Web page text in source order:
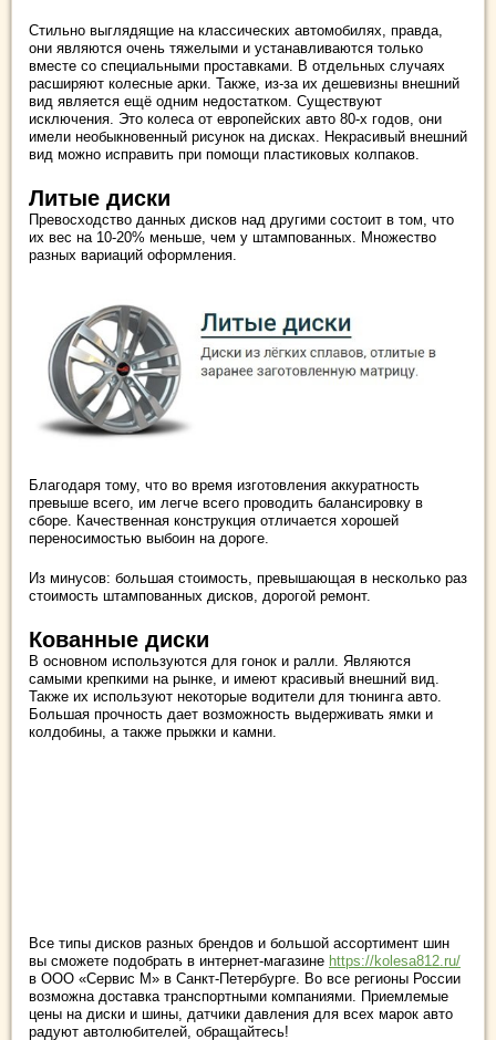
Стильно выглядящие на классических автомобилях, правда,
они являются очень тяжелыми и устанавливаются только
вместе со специальными проставками. В отдельных случаях
расширяют колесные арки. Также, из-за их дешевизны внешний
вид является ещё одним недостатком. Существуют
исключения. Это колеса от европейских авто 80-х годов, они
имели необыкновенный рисунок на дисках. Некрасивый внешний
вид можно исправить при помощи пластиковых колпаков.
Литые диски
Превосходство данных дисков над другими состоит в том, что
их вес на 10-20% меньше, чем у штампованных. Множество
разных вариаций оформления.
Благодаря тому, что во время изготовления аккуратность
превыше всего, им легче всего проводить балансировку в
сборе. Качественная конструкция отличается хорошей
переносимостью выбоин на дороге.
Из минусов: большая стоимость, превышающая в несколько раз
стоимость штампованных дисков, дорогой ремонт.
Кованные диски
В основном используются для гонок и ралли. Являются
самыми крепкими на рынке, и имеют красивый внешний вид.
Также их используют некоторые водители для тюнинга авто.
Большая прочность дает возможность выдерживать ямки и
колдобины, а также прыжки и камни.
Все типы дисков разных брендов и большой ассортимент шин
вы сможете подобрать в интернет-магазине https://kolesa812.ru/
в ООО «Сервис М» в Санкт-Петербурге. Во все регионы России
возможна доставка транспортными компаниями. Приемлемые
цены на диски и шины, датчики давления для всех марок авто
радуют автолюбителей, обращайтесь!